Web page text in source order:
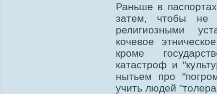
Раньше в
затем, чтобы не
религиозными
кочевое
кроме
катастроф и
нытьем про
учить людей